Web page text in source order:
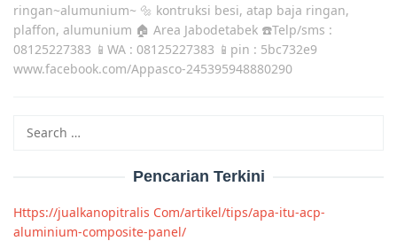
ringan~alumunium~ 🔩 kontruksi besi, atap baja ringan,
plaffon, alumunium 🏠 Area Jabodetabek ☎️Telp/sms :
08125227383 📱WA : 08125227383 📱pin : 5bc732e9
www.facebook.com/Appasco-245395948880290
for:
Pencarian Terkini
Https://jualkanopitralis Com/artikel/tips/apa-itu-acp-
aluminium-composite-panel/